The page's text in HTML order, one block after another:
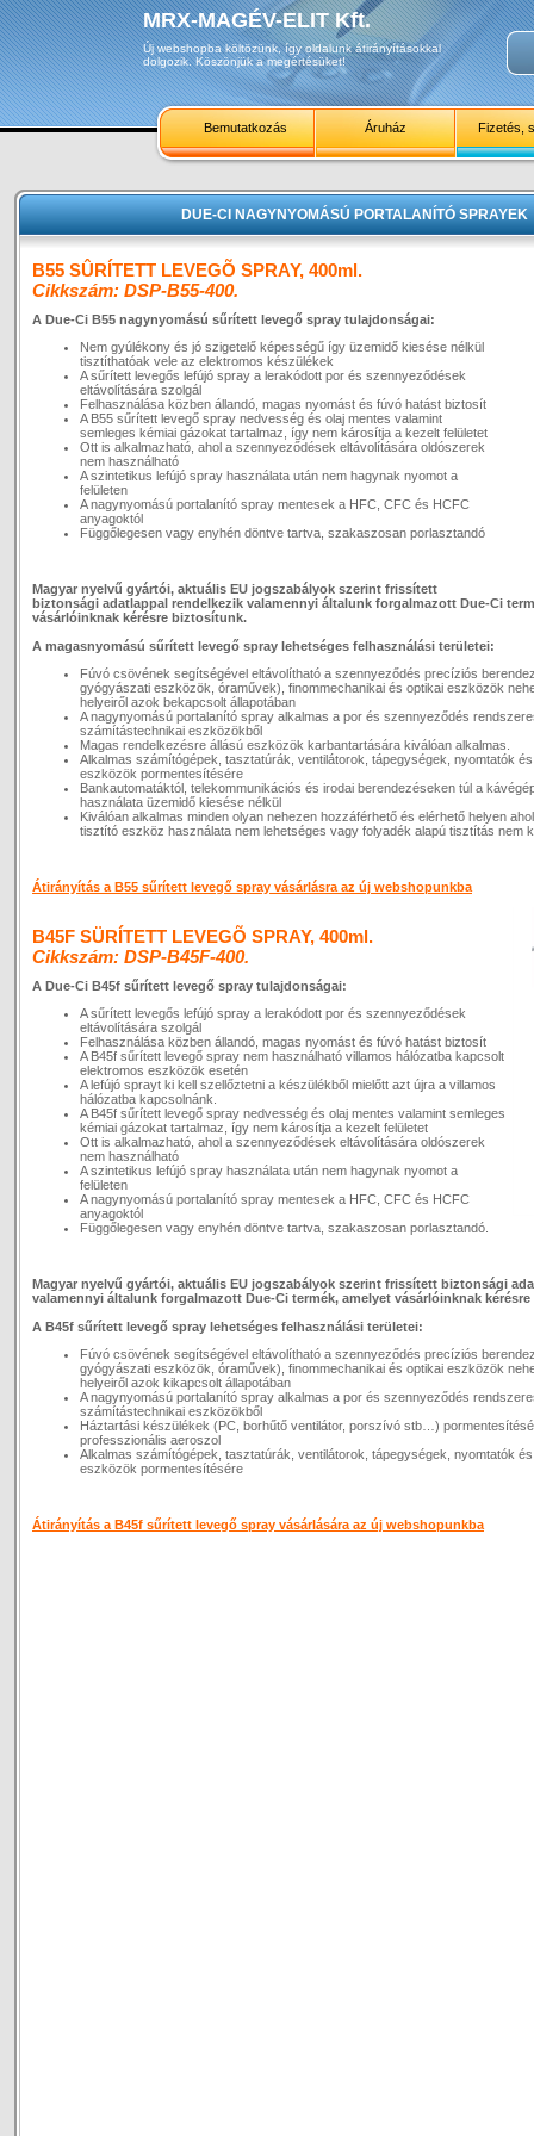
MRX-MAGÉV-ELIT Kft.
Új webshopba költözünk, így oldalunk átirányításokkal
dolgozik. Köszönjük a megértésüket!
Bemutatkozás Áruház Fizetés,
DUE-CI NAGYNYOMÁSÚ PORTALANÍTÓ SPRAYEK
B55 SÛRÍTETT LEVEGÕ SPRAY, 400ml.
Cikkszám: DSP-B55-400.
A Due-Ci B55 nagynyomású sűrített levegő spray tulajdonságai:
Nem gyúlékony és jó szigetelő képességű így üzemidő kiesése nélkül
tisztíthatóak vele az elektromos készülékek
A sűrített levegős lefújó spray a lerakódott por és szennyeződések
eltávolítására szolgál
Felhasználása közben állandó, magas nyomást és fúvó hatást biztosít
A B55 sűrített levegő spray nedvesség és olaj mentes valamint
semleges kémiai gázokat tartalmaz, így nem károsítja a kezelt felületet
Ott is alkalmazható, ahol a szennyeződések eltávolítására oldószerek
nem használható
A szintetikus lefújó spray használata után nem hagynak nyomot a
felületen
A nagynyomású portalanító spray mentesek a HFC, CFC és HCFC
anyagoktól
Függőlegesen vagy enyhén döntve tartva, szakaszosan porlasztandó
Magyar nyelvű gyártói, aktuális EU jogszabályok szerint frissített
biztonsági adatlappal rendelkezik valamennyi általunk forgalmazott Due-Ci
vásárlóinknak kérésre biztosítunk.
A magasnyomású sűrített levegő spray lehetséges felhasználási területei:
Fúvó csövének segítségével eltávolítható a szennyeződés precíziós
gyógyászati eszközök, óraművek), finommechanikai és optikai eszközök
helyeiről azok bekapcsolt állapotában
A nagynyomású portalanító spray alkalmas a por és szennyeződés
számítástechnikai eszközökből
Magas rendelkezésre állású eszközök karbantartására kiválóan alkalmas.
Alkalmas számítógépek, tasztatúrák, ventilátorok, tápegységek, nyomtatók
eszközök pormentesítésére
Bankautomatáktól, telekommunikációs és irodai berendezéseken túl a
használata üzemidő kiesése nélkül
Kiválóan alkalmas minden olyan nehezen hozzáférhető és elérhető helyen
tisztító eszköz használata nem lehetséges vagy folyadék alapú tisztítás nem
Átirányítás a B55 sűrített levegő spray vásárlásra az új webshopunkba
B45F SÜRÍTETT LEVEGÕ SPRAY, 400ml.
Cikkszám: DSP-B45F-400.
A Due-Ci B45f sűrített levegő spray tulajdonságai:
A sűrített levegős lefújó spray a lerakódott por és szennyeződések
eltávolítására szolgál
Felhasználása közben állandó, magas nyomást és fúvó hatást biztosít
A B45f sűrített levegő spray nem használható villamos hálózatba kapcsolt
elektromos eszközök esetén
A lefújó sprayt ki kell szellőztetni a készülékből mielőtt azt újra a villamos
hálózatba kapcsolnánk.
A B45f sűrített levegő spray nedvesség és olaj mentes valamint semleges
kémiai gázokat tartalmaz, így nem károsítja a kezelt felületet
Ott is alkalmazható, ahol a szennyeződések eltávolítására oldószerek
nem használható
A szintetikus lefújó spray használata után nem hagynak nyomot a
felületen
A nagynyomású portalanító spray mentesek a HFC, CFC és HCFC
anyagoktól
Függőlegesen vagy enyhén döntve tartva, szakaszosan porlasztandó.
Magyar nyelvű gyártói, aktuális EU jogszabályok szerint frissített biztonsági
valamennyi általunk forgalmazott Due-Ci termék, amelyet vásárlóinknak
A B45f sűrített levegő spray lehetséges felhasználási területei:
Fúvó csövének segítségével eltávolítható a szennyeződés precíziós
gyógyászati eszközök, óraművek), finommechanikai és optikai eszközök
helyeiről azok kikapcsolt állapotában
A nagynyomású portalanító spray alkalmas a por és szennyeződés
számítástechnikai eszközökből
Háztartási készülékek (PC, borhűtő ventilátor, porszívó stb…)
professzionális aeroszol
Alkalmas számítógépek, tasztatúrák, ventilátorok, tápegységek, nyomtatók
eszközök pormentesítésére
Átirányítás a B45f sűrített levegő spray vásárlására az új webshopunkba